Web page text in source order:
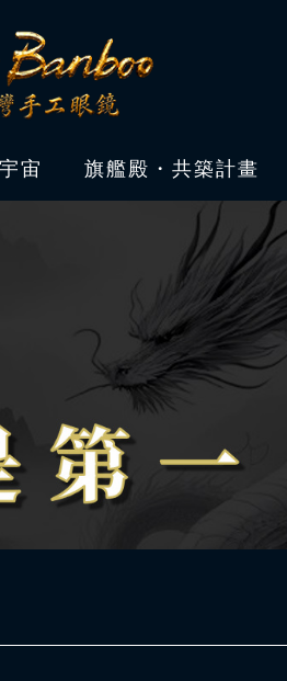
宙 旗艦殿・共築計畫